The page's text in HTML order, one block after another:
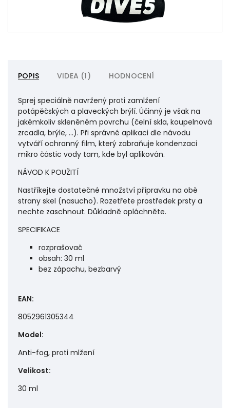
POPIS VIDEA (1) HODNOCENÍ
Sprej speciálně navržený proti zamlžení
potápěčských a plaveckých brýlí. Účinný je však na
jakémkoliv skleněném povrchu (čelní skla, koupelnová
zrcadla, brýle, ...). Při správné aplikaci dle návodu
vytváří ochranný film, který zabraňuje kondenzaci
mikro částic vody tam, kde byl aplikován.
NÁVOD K POUŽITÍ
Nastříkejte dostatečné množství přípravku na obě
strany skel (nasucho). Rozetřete prostředek prsty a
nechte zaschnout. Důkladně opláchněte.
SPECIFIKACE
rozprašovač
obsah: 30 ml
bez zápachu, bezbarvý
EAN:
8052961305344
Model:
Anti-fog, proti mlžení
Velikost:
30 ml